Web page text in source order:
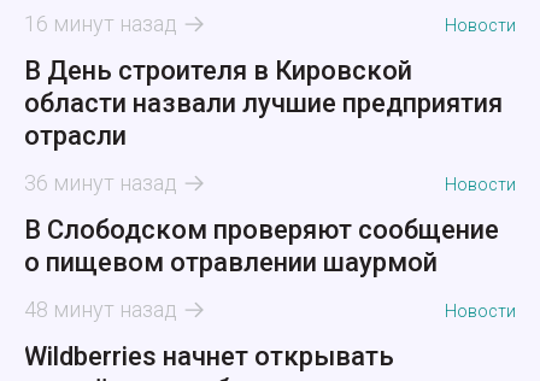
16 минут назад Новости
В День строителя в Кировской
области назвали лучшие предприятия
отрасли
36 минут назад Новости
В Слободском проверяют сообщение
о пищевом отравлении шаурмой
48 минут назад Новости
Wildberries начнет открывать